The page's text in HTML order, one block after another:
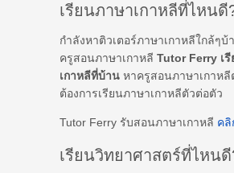
เรียนภาษาเกาหลีที่ไหนดี
กำลังหาติวเตอร์ภาษาเกาหลีใกล้ๆบ้
ครูสอนภาษาเกาหลี Tutor Ferry เ
เกาหลีที่บ้าน หาครูสอนภาษาเกาห
ต้องการเรียนภาษาเกาหลีตัวต่อตัว
Tutor Ferry รับสอนภาษาเกาหลี คลิ
เรียนวิทยาศาสตร์ที่ไหนดี